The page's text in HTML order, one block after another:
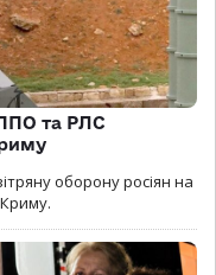
та РЛС
оборону росіян на